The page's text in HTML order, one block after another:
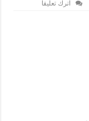
اترك تعليقا